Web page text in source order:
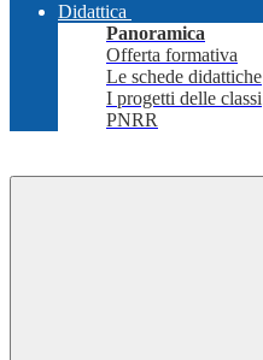
Didattica
Panoramica
Offerta formativa
Le schede didattiche
I progetti delle classi
PNRR